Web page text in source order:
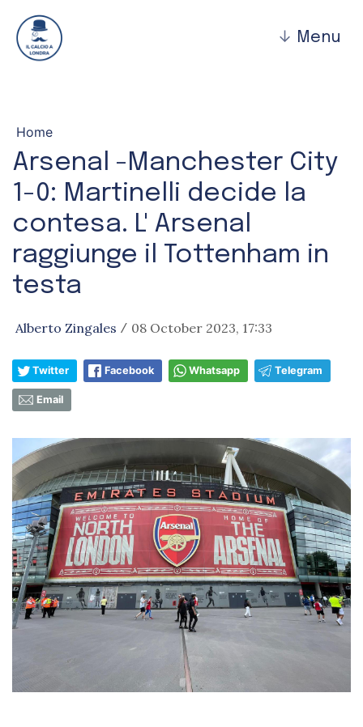
↓ Menu
Home
Arsenal -Manchester City
1-0: Martinelli decide la
contesa. L' Arsenal
raggiunge il Tottenham in
testa
Alberto Zingales / 08 October 2023, 17:33
Twitter Facebook Whatsapp Telegram
Email